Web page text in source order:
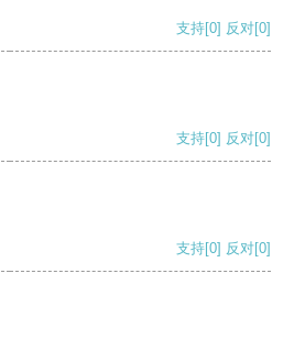
支持[0] 反对[0]
支持[0] 反对[0]
支持[0] 反对[0]